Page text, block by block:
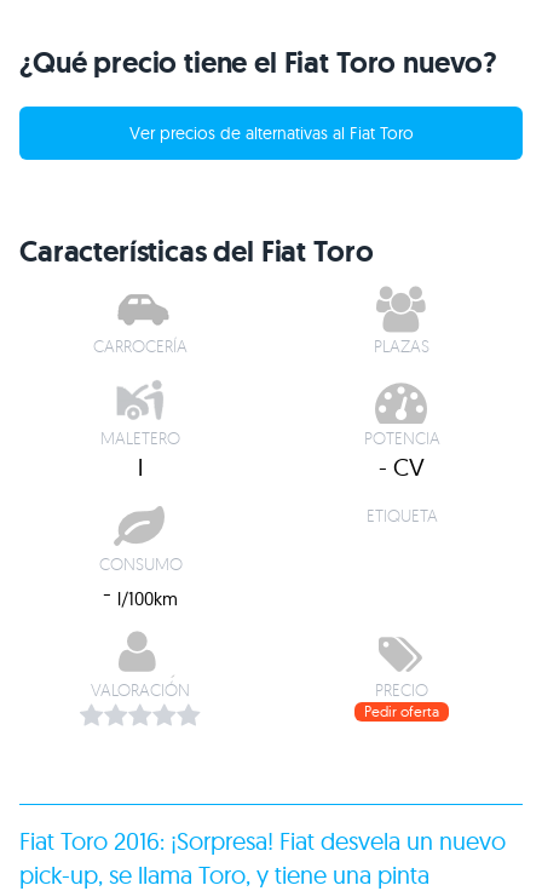
¿Qué precio tiene el Fiat Toro nuevo?
Ver precios de alternativas al Fiat Toro
Características del Fiat Toro
CARROCERÍA PLAZAS
MALETERO
l
POTENCIA
- CV
CONSUMO
- l/100km
ETIQUETA
VALORACIÓN PRECIO
Pedir oferta
Fiat Toro 2016: ¡Sorpresa! Fiat desvela un nuevo
pick-up, se llama Toro, y tiene una pinta